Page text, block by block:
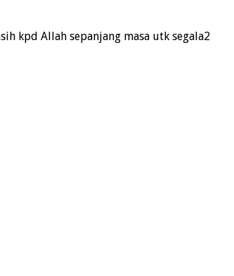
kpd Allah sepanjang masa utk segala2